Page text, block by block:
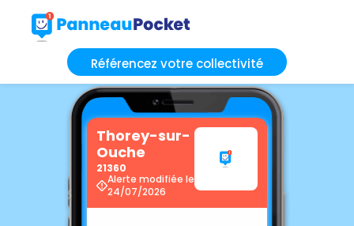
Référencez votre collectivité
Thorey-sur-
Ouche
21360
Alerte modifiée le
24/07/2026